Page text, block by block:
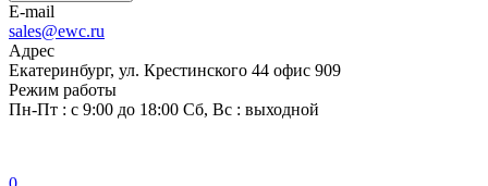
E-mail
sales@ewc.ru
Адрес
Екатеринбург, ул. Крестинского 44 офис 909
Режим работы
Пн-Пт : с 9:00 до 18:00 Сб, Вс : выходной